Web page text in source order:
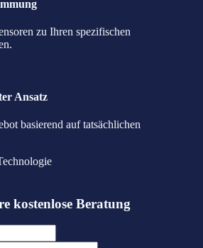
zu Ihren spezifischen
Ansatz
basierend auf tatsächlichen
kostenlose Beratung